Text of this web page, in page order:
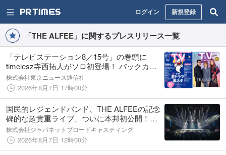
ログイン 新規登録
「THE ALFEE」に関するプレスリリース一覧
「テレビステーション8／15号」の巻頭に
timelesz寺西拓人がソロ初登場！ バックカバ
ー＆巻末グラビアは約1年ぶりのTHE ALFEE
株式会社東京ニュース通信社
2026年8月7日 17時00分
国民的レジェンドバンド、THE ALFEEの記念
碑的な超貴重ライブ、ついに本邦初公開！「5
ヵ月連続 THE ALFEEスペシャル」
株式会社ジャパネットブロードキャスティング
2026年8月7日 12時00分